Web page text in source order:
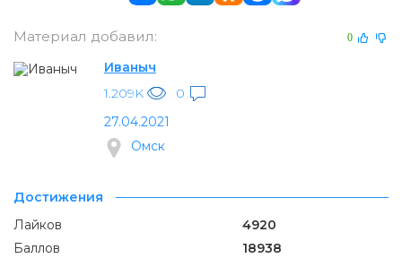
Материал добавил: 0
Иваныч
1.209K
0
27.04.2021
Омск
Достижения
Лайков
4920
Баллов
18938